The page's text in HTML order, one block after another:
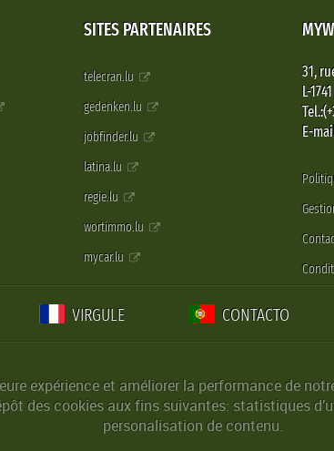
SITES PARTENAIRES
telecran.lu
gedenken.lu
jobfinder.lu
latina.lu
regie.lu
wortimmo.lu
mycar.lu
31,
L-
E-
VIRGULE CONTACTO
expérience et améliorer la performance de
des cookies aux fins suivantes: statistiques
personalisation de contenu.